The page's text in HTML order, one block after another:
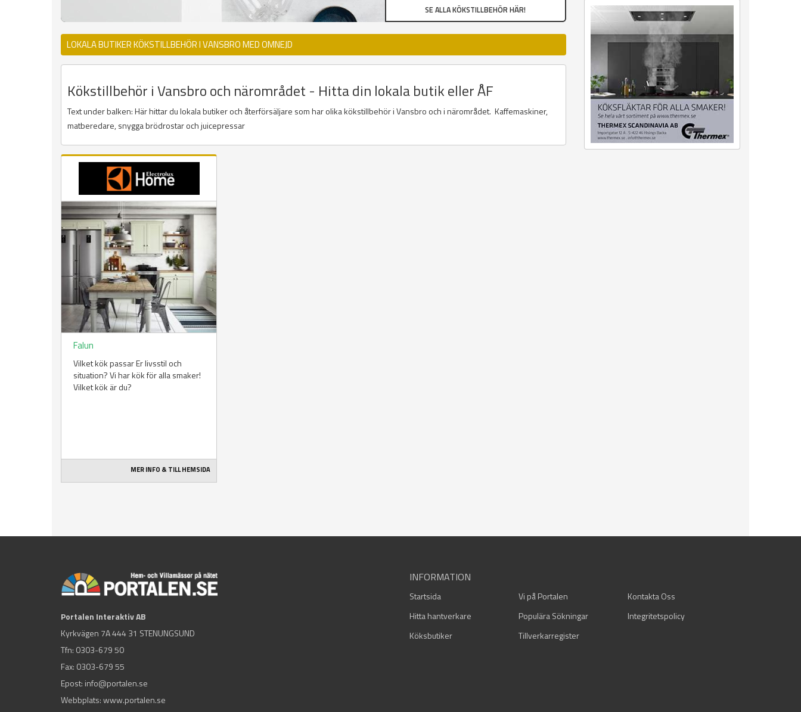
SE ALLA KÖKSTILLBEHÖR HÄR!
LOKALA BUTIKER KÖKSTILLBEHÖR I VANSBRO MED OMNEJD
Kökstillbehör i Vansbro och närområdet - Hitta din lokala butik eller ÅF
Text under balken: Här hittar du lokala butiker och återförsäljare som har olika kökstillbehör i Vansbro och i närområdet. Kaffemaskiner,
matberedare, snygga brödrostar och juicepressar
Falun
Vilket kök passar Er livsstil och
situation? Vi har kök för alla smaker!
Vilket kök är du?
MER INFO & TILL HEMSIDA
Portalen Interaktiv AB
Kyrkvägen 7A 444 31 STENUNGSUND
Tfn: 0303-679 50
Fax: 0303-679 55
Epost: info@portalen.se
Webbplats: www.portalen.se
INFORMATION
Startsida Vi på Portalen
Kontakta Oss
Hitta hantverkare
Populära Sökningar
Integritetspolicy
Köksbutiker
Tillverkarregister